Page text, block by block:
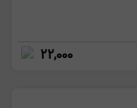
22,000